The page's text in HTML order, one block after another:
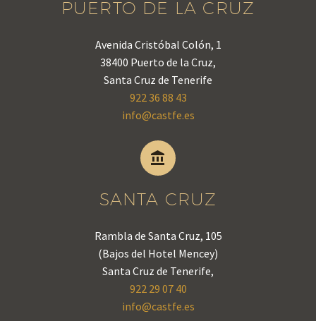
PUERTO DE LA CRUZ
Avenida Cristóbal Colón, 1
38400 Puerto de la Cruz,
Santa Cruz de Tenerife
922 36 88 43
info@castfe.es


SANTA CRUZ
Rambla de Santa Cruz, 105
(Bajos del Hotel Mencey)
Santa Cruz de Tenerife,
922 29 07 40
info@castfe.es